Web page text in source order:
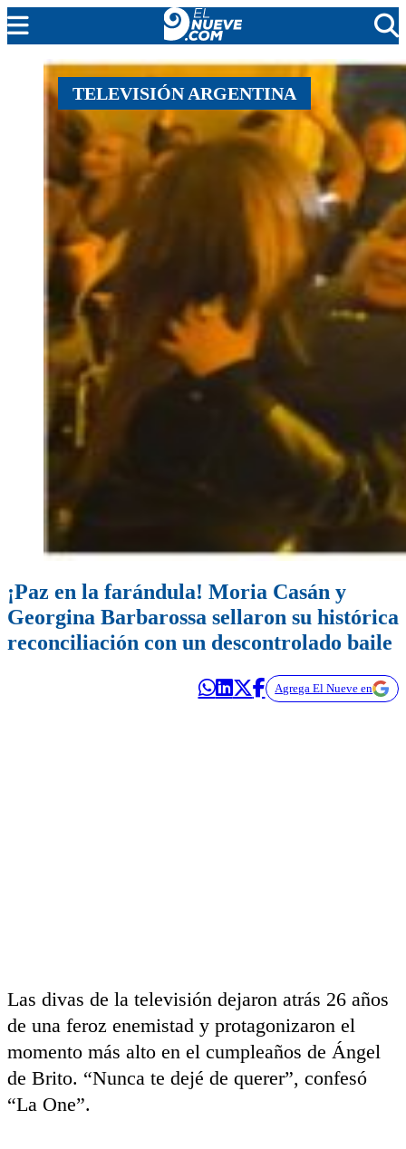
MENDOZA
CADA DÍA
ARGENTINA
NOTICIERO 9
PROTAGONISTAS
EL NUEVE STREAMS
PROGRAMACIÓN
EN VIVO
TELEVISIÓN ARGENTINA
¡Paz en la farándula! Moria Casán y
Georgina Barbarossa sellaron su histórica
reconciliación con un descontrolado baile
Agrega El Nueve en
Las divas de la televisión dejaron atrás 26 años
de una feroz enemistad y protagonizaron el
momento más alto en el cumpleaños de Ángel
de Brito. “Nunca te dejé de querer”, confesó
“La One”.